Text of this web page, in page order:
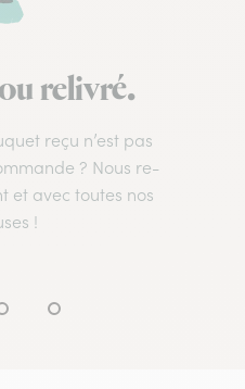
relivré.
reçu n’est pas
? Nous re-
et avec toutes nos
!